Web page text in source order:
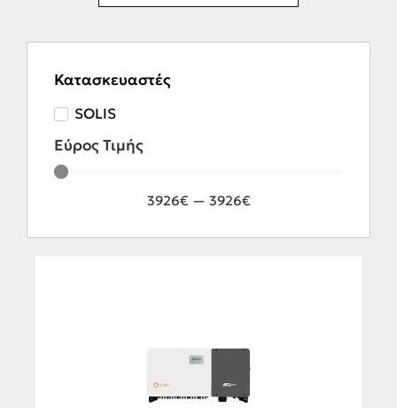
Κατασκευαστές
SOLIS
Εύρος Τιμής
3926€ — 3926€